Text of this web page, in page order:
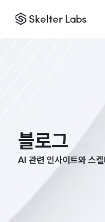
블로그
AI 관련 인사이트와 스